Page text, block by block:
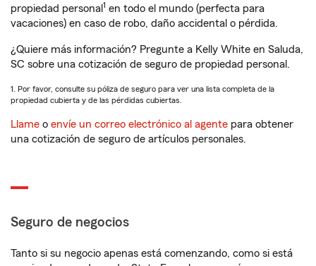
propiedad personal 1 en todo el mundo (perfecta para
vacaciones) en caso de robo, daño accidental o pérdida.
¿Quiere más información? Pregunte a Kelly White en Saluda,
SC sobre una cotización de seguro de propiedad personal.
1. Por favor, consulte su póliza de seguro para ver una lista completa de la
propiedad cubierta y de las pérdidas cubiertas.
Llame o envíe un correo electrónico al agente para obtener
una cotización de seguro de artículos personales.
Seguro de negocios
Tanto si su negocio apenas está comenzando, como si está